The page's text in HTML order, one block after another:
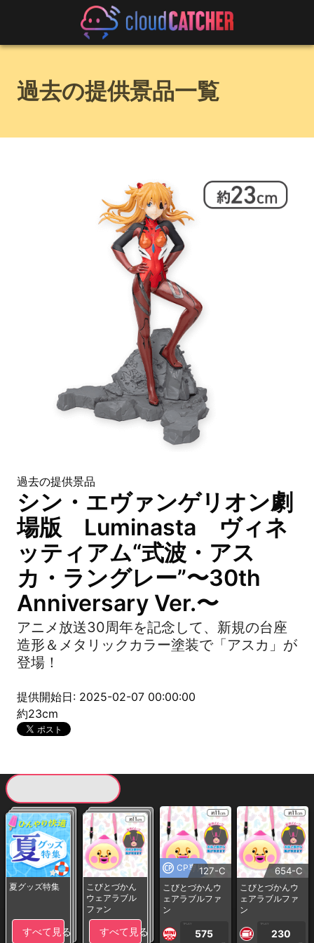
過去の提供景品一覧
過去の提供景品
シン・エヴァンゲリオン劇
場版 Luminasta ヴィネ
ッティアム“式波・アス
カ・ラングレー”〜30th
Anniversary Ver.〜
アニメ放送30周年を記念して、新規の台座
造形＆メタリックカラー塗装で「アスカ」が
登場！
提供開始日: 2025-02-07 00:00:00
約23cm
夏グッズ特集
すべて見る
こびとづかん
ウェアラブル
ファン
すべて見る
CP専用127-C
こびとづかんウ
ェアラブルファ
ン
1PLAY
575
654-C
こびとづかんウ
ェアラブルファ
ン
1PLAY
230